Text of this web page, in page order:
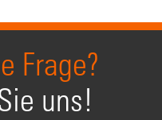
Frage?
uns!